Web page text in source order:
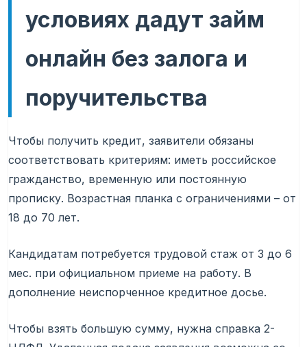
условиях дадут займ
онлайн без залога и
поручительства
Чтобы получить кредит, заявители обязаны
соответствовать критериям: иметь российское
гражданство, временную или постоянную
прописку. Возрастная планка с ограничениями – от
18 до 70 лет.
Кандидатам потребуется трудовой стаж от 3 до 6
мес. при официальном приеме на работу. В
дополнение неиспорченное кредитное досье.
Чтобы взять большую сумму, нужна справка 2-